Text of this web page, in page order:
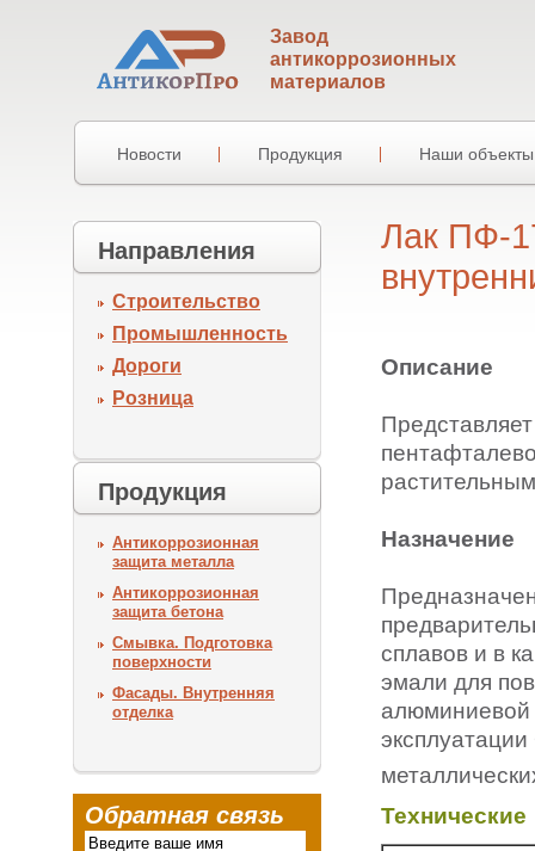
Завод
антикоррозионных
материалов
Новости Продукция Наши объекты
Направления
Строительство
Промышленность
Дороги
Розница
Продукция
Антикоррозионная
защита металла
Антикоррозионная
защита бетона
Смывка. Подготовка
поверхности
Фасады. Внутренняя
отделка
Обратная связь
Лак ПФ-
Описание
Назначение
сплавов и в
эмали для
алюминиевой